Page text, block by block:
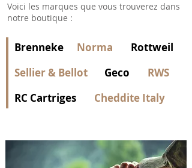
Voici les marques que vous trouverez dans
notre boutique :
Brenneke Norma
Rottweil
Sellier & Bellot
RC Cartriges
Geco
RWS
Cheddite Italy